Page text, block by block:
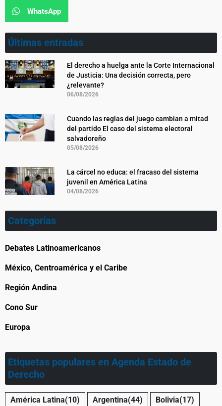
WhatsApp
Últimas entradas
El derecho a huelga ante la Corte Internacional
de Justicia: Una decisión correcta, pero
¿relevante?
06/08/2026
Cuando las reglas del juego cambian a mitad
del partido El caso del sistema electoral
salvadoreño
05/08/2026
La cárcel no educa: el fracaso del sistema
juvenil en América Latina
04/08/2026
Categorías
Debates Latinoamericanos
México, Centroamérica y el Caribe
Región Andina
Cono Sur
Europa
Etiquetas populares en Agenda Estado de
Derecho
América Latina(10) Argentina(44) Bolivia(17)